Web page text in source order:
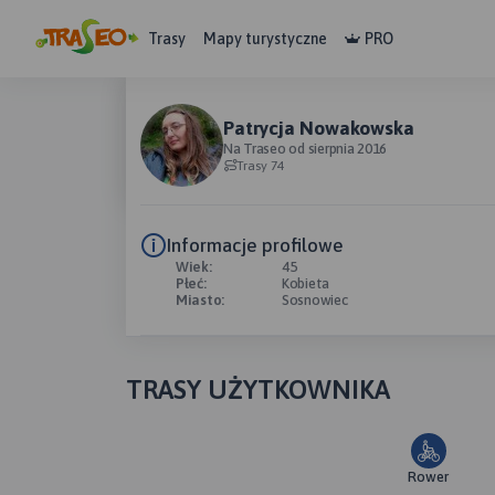
Trasy Mapy turystyczne PRO
Patrycja Nowakowska
Na Traseo od sierpnia 2016
Trasy 74
Informacje profilowe
Wiek:
45
Płeć:
Kobieta
Miasto:
Sosnowiec
TRASY UŻYTKOWNIKA
Rower